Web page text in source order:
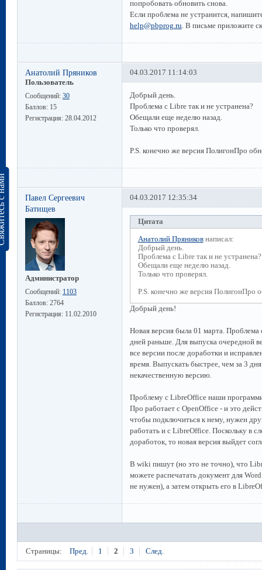
нами
попробовать обновить снова.
Если проблема не устранится,
help@pbprog.ru. В письме приложите
Анатолий Пряников
Пользователь
Сообщений: 30
Баллов: 15
Регистрация: 28.04.2012
04.03.2017 11:14:03
Добрый день.
Проблема с Libre так и не устранена?
Обещали еще неделю назад.
Только что проверял.
P.S. конечно же версия ПолигонПро
Павел Сергеевич
Батищев
Администратор
Сообщений: 1103
Баллов: 2764
Регистрация: 11.02.2010
04.03.2017 12:35:34
Цитата
Анатолий Пряниковнаписал:
Добрый день.
Проблема с Libre так и не устранена?
Обещали еще неделю назад.
Только что проверял.
P.S. конечно же версия ПолигонПро
Добрый день!
Новая версия была 01 марта.
дней раньше. Для выпуска очередной
все версии после доработки и
время. Выпускать быстрее, чем за 3
некачественную версию.
Проблему с LibreOffice наши
Про работает с OpenOffice - и это
чтобы подключиться к нему, нужен
работать и с LibreOffice. Поскольку в
доработок, то новая версия выйдет
В wiki пишут (но это не точно), что
можете распечатать документ для
не нужен), а затем открыть его в
Страницы: Пред. 1 2 3 След.